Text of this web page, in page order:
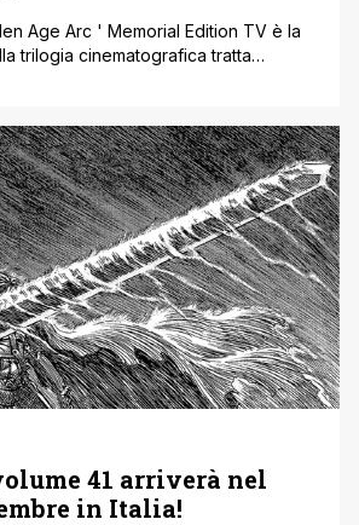
Age Arc ' Memorial Edition TV è la
trilogia cinematografica tratta
il mese di ottobre e per celebrare
un nuovo promo all' Aniplex
[']
41 arriverà nel
in Italia!